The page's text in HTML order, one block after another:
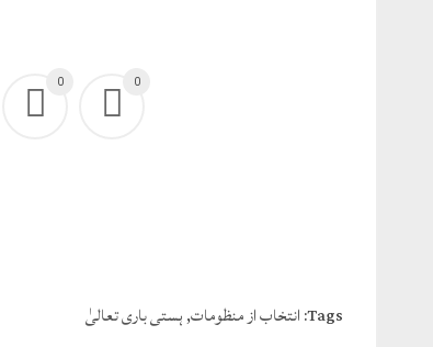
0 0
Tags: انتخاب از منظومات,ہستی باری تعالیٰ